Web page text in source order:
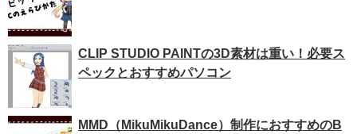
CLIP STUDIO PAINTの3D素材は重い！必要ス
ペックとおすすめパソコン
MMD（MikuMikuDance）制作におすすめのB